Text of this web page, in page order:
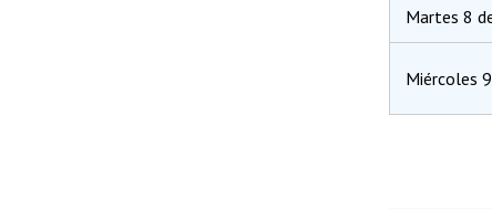
Martes 8
Miércoles